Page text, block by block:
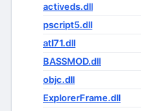
activeds.dll
pscript5.dll
atl71.dll
BASSMOD.dll
objc.dll
ExplorerFrame.dll